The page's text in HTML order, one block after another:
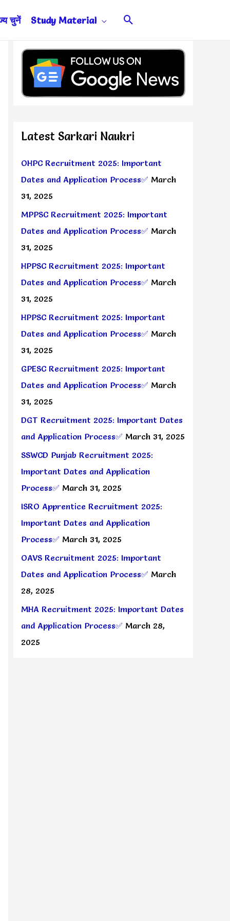
चुनें Study Material Search
Latest Sarkari Naukri
OHPC Recruitment 2025: Important
Dates and Application Process✅ March
31, 2025
MPPSC Recruitment 2025: Important
Dates and Application Process✅ March
31, 2025
HPPSC Recruitment 2025: Important
Dates and Application Process✅ March
31, 2025
HPPSC Recruitment 2025: Important
Dates and Application Process✅ March
31, 2025
GPESC Recruitment 2025: Important
Dates and Application Process✅ March
31, 2025
DGT Recruitment 2025: Important Dates
and Application Process✅ March 31, 2025
SSWCD Punjab Recruitment 2025:
Important Dates and Application
Process✅ March 31, 2025
ISRO Apprentice Recruitment 2025:
Important Dates and Application
Process✅ March 31, 2025
OAVS Recruitment 2025: Important
Dates and Application Process✅ March
28, 2025
MHA Recruitment 2025: Important Dates
and Application Process✅ March 28,
2025